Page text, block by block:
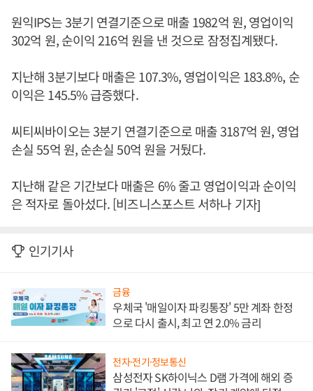
원익IPS는 3분기 연결기준으로 매출 1982억 원, 영업이익
302억 원, 순이익 216억 원을 낸 것으로 잠정집계됐다.
지난해 3분기보다 매출은 107.3%, 영업이익은 183.8%, 순
이익은 145.5% 급증했다.
씨티씨바이오는 3분기 연결기준으로 매출 3187억 원, 영업
손실 55억 원, 순손실 50억 원을 거뒀다.
지난해 같은 기간보다 매출은 6% 줄고 영업이익과 순이익
은 적자로 돌아섰다. [비즈니스포스트 서하나 기자]
인기기사
금융
우체국 '매일이자 파킹통장' 5만 계좌 한정
으로 다시 출시, 최고 연 2.0% 금리
전자·전기·정보통신
삼성전자 SK하이닉스 D램 가격에 해외 증